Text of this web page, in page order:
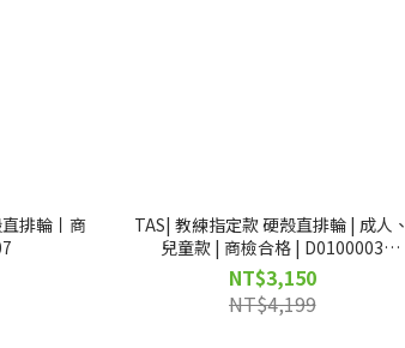
排輪丨商
TAS| 教練指定款 硬殼直排輪 | 成人、
兒童款 | 商檢合格 | D0100003
D0100004
NT$3,150
NT$4,199